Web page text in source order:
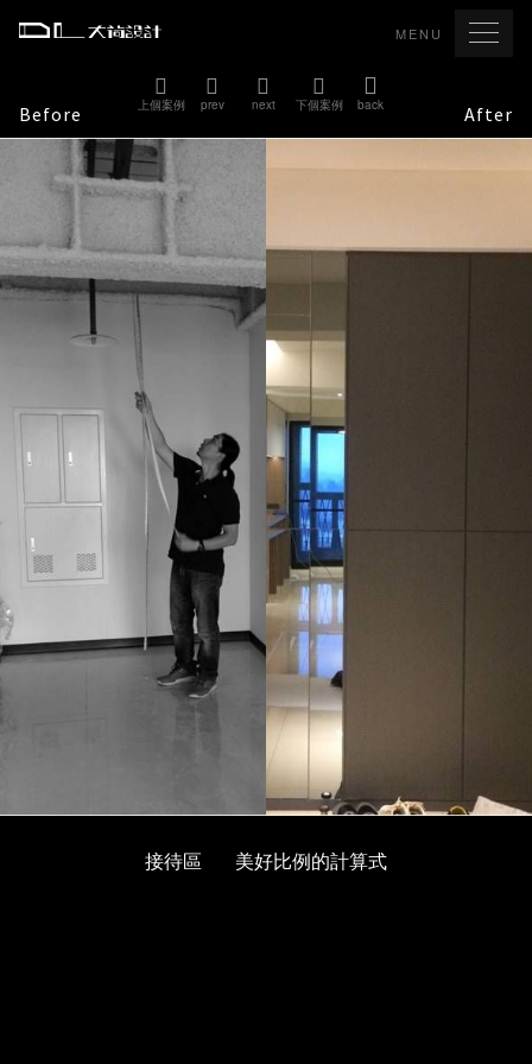
MENU
上個案例 prev next 下個案例 back
Before After
接待區 美好比例的計算式